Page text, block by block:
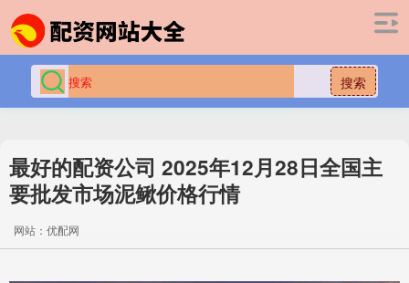
搜索
最好的配资公司 2025年12月28日全国主
要批发市场泥鳅价格行情
网站：优配网